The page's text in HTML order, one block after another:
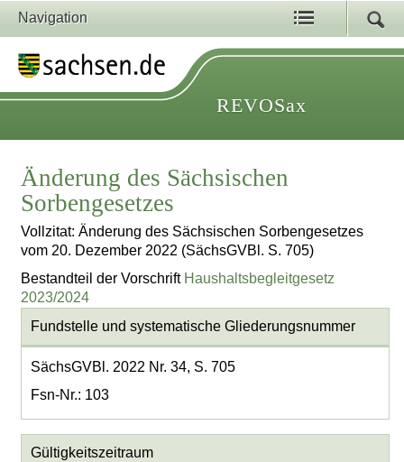
Navigation
REVOSax
Änderung des Sächsischen
Sorbengesetzes
Vollzitat: Änderung des Sächsischen Sorbengesetzes
vom 20. Dezember 2022 (SächsGVBl. S. 705)
Bestandteil der Vorschrift Haushaltsbegleitgesetz
2023/2024
Fundstelle und systematische Gliederungsnummer
SächsGVBl. 2022 Nr. 34, S. 705
Fsn-Nr.: 103
Gültigkeitszeitraum